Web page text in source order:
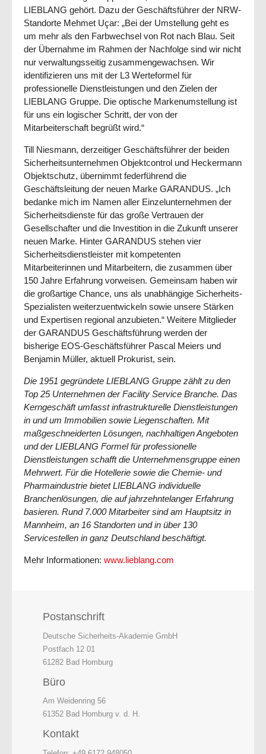
LIEBLANG gehört. Dazu der Geschäftsführer der NRW-
Standorte Mehmet Uçar: „Bei der Umstellung geht es
um mehr als den Farbwechsel von Rot nach Blau. Seit
der Übernahme im Rahmen der Nachfolge sind wir nicht
nur verwaltungsseitig zusammengewachsen. Wir
identifizieren uns mit der L3 Werteformel für
professionelle Dienstleistungen und den Zielen der
LIEBLANG Gruppe. Die optische Markenumstellung ist
für uns ein logischer Schritt, der von der
Mitarbeiterschaft begrüßt wird.“
Till Niesmann, derzeitiger Geschäftsführer der beiden
Sicherheitsunternehmen Objektcontrol und Heckermann
Objektschutz, übernimmt federführend die
Geschäftsleitung der neuen Marke GARANDUS. „Ich
bedanke mich im Namen aller Einzelunternehmen der
Sicherheitsdienste für das große Vertrauen der
Gesellschafter und die Investition in die Zukunft unserer
neuen Marke. Hinter GARANDUS stehen vier
Sicherheitsdienstleister mit kompetenten
Mitarbeiterinnen und Mitarbeitern, die zusammen über
150 Jahre Erfahrung vorweisen. Gemeinsam haben wir
die großartige Chance, uns als unabhängige Sicherheits-
Spezialisten weiterzuentwickeln sowie unsere Stärken
und Expertisen regional anzubieten.“ Weitere Mitglieder
der GARANDUS Geschäftsführung werden der
bisherige EOS-Geschäftsführer Pascal Meiers und
Benjamin Müller, aktuell Prokurist, sein.
Die 1951 gegründete LIEBLANG Gruppe zählt zu den
Top 25 Unternehmen der Facility Service Branche. Das
Kerngeschäft umfasst infrastrukturelle Dienstleistungen
in und um Immobilien sowie Liegenschaften. Mit
maßgeschneiderten Lösungen, nachhaltigen Angeboten
und der LIEBLANG Formel für professionelle
Dienstleistungen schafft die Unternehmensgruppe einen
Mehrwert. Für die Hotellerie sowie die Chemie- und
Pharmaindustrie bietet LIEBLANG individuelle
Branchenlösungen, die auf jahrzehntelanger Erfahrung
basieren. Rund 7.000 Mitarbeiter sind am Hauptsitz in
Mannheim, an 16 Standorten und in über 130
Servicestellen in ganz Deutschland beschäftigt.
Mehr Informationen: www.lieblang.com
Postanschrift
Deutsche Sicherheits-Akademie GmbH
Postfach 12 01
61282 Bad Homburg
Büro
Am Weidenring 56
61352 Bad Homburg v. d. H.
Kontakt